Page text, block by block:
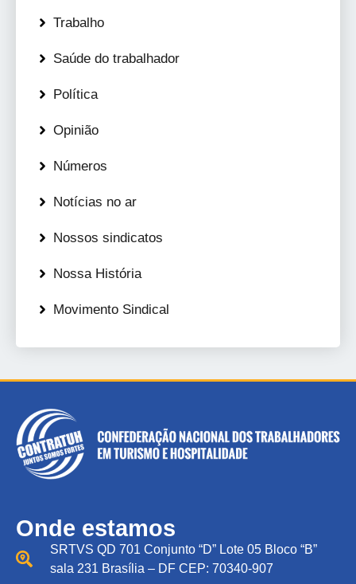
Trabalho
Saúde do trabalhador
Política
Opinião
Números
Notícias no ar
Nossos sindicatos
Nossa História
Movimento Sindical
Onde estamos
SRTVS QD 701 Conjunto “D” Lote 05 Bloco “B”
sala 231 Brasília – DF CEP: 70340-907